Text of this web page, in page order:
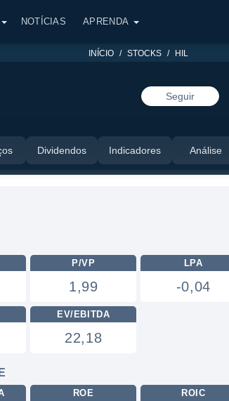
NOTÍCIAS APRENDA
INÍCIO STOCKS HIL
Seguir
Dividendos Indicadores Análise
P/VP
1,99
LPA
-0,04
EV/EBITDA
22,18
ROE ROIC